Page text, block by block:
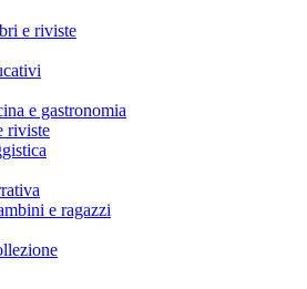
e riviste
e gastronomia
riviste
e ragazzi